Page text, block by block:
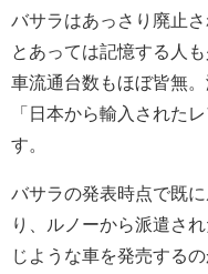
バサラはあっさり廃止
とあっては記憶する人
車流通台数もほぼ皆無
「日本から輸入された
す。
バサラの発表時点で既
り、ルノーから派遣さ
じような車を発売する